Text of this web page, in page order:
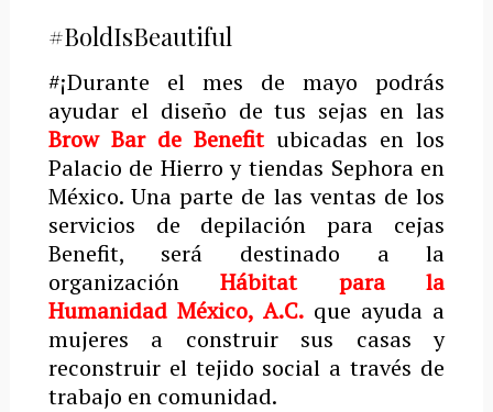
#BoldIsBeautiful
#¡Durante el mes de mayo podrás
ayudar el diseño de tus sejas en las
Brow Bar de Benefitubicadas en los
Palacio de Hierro y tiendas Sephora en
México. Una parte de las ventas de los
servicios de depilación para cejas
Benefit, será destinado a la
organizaciónHábitat para la
Humanidad México, A.C.que ayuda a
mujeres a construir sus casas y
reconstruir el tejido social a través de
trabajo en comunidad.